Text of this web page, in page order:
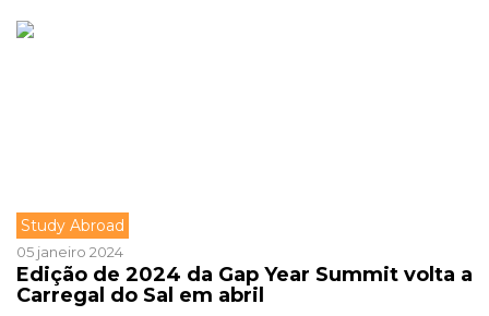
Study Abroad
05 janeiro 2024
Edição de 2024 da Gap Year Summit volta a
Carregal do Sal em abril